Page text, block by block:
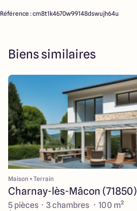
Référence : cm8t1k4670w99148dswujh64u
Biens similaires
Maison + Terrain
Charnay-lès-Mâcon (71850)
5 pièces · 3 chambres · 100 m²